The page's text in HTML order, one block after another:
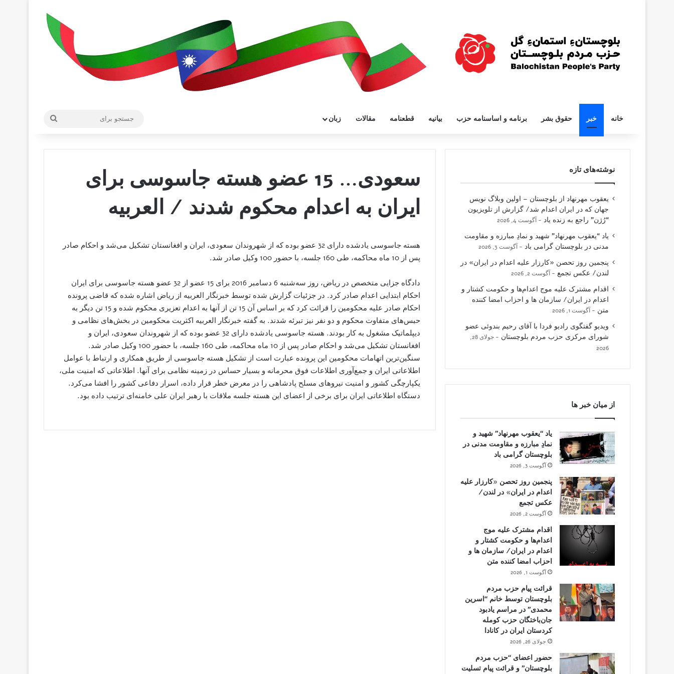
خانه خبر حقوق بشر برنامه و اساسنامه حزب بیانیه قطعنامه مقالات زبان
سعودی… 15 عضو هسته جاسوسی برای
ایران به اعدام محکوم شدند / العربیه
هسته جاسوسی یادشده دارای 32 عضو بوده که از شهروندان سعودی، ایران و افغانستان تشکیل می‌شد و احکام صادر
پس از 10 ماه محاکمه، طی 160 جلسه، با حضور 100 وکیل صادر شد.
دادگاه جزایی متخصص در ریاض، روز سه‌شنبه 6 دسامبر 2016 برای 15 عضو از 32 عضو هسته جاسوسی برای ایران
احکام ابتدایی اعدام صادر کرد. در جزئیات گزارش شده توسط خبرنگار العربیه از ریاض اشاره شده که قاضی پرونده
احکام صادر علیه محکومین را قرائت کرد که بر اساس آن 15 تن از آنها به اعدام تعزیری محکوم شده و 15 تن دیگر به
حبس‌های متفاوت محکوم و دو نفر نیز تبرئه شدند. به گفته خبرنگار العربیه اکثریت محکومین در بخش‌های نظامی و
دیپلماتیک مشغول به کار بودند. هسته جاسوسی یادشده دارای 32 عضو بوده که از شهروندان سعودی، ایران و
افغانستان تشکیل می‌شد و احکام صادر پس از 10 ماه محاکمه، طی 160 جلسه، با حضور 100 وکیل صادر شد.
سنگین‌ترین اتهامات محکومین این پرونده عبارت است از تشکیل هسته جاسوسی از طریق همکاری و ارتباط با عوامل
اطلاعاتی ایران و جمع‌آوری اطلاعات فوق محرمانه و بسیار حساس در زمینه نظامی برای آنها. اطلاعاتی که امنیت ملی،
یکپارچگی کشور و امنیت نیروهای مسلح پادشاهی را در معرض خطر قرار داده، اسرار دفاعی کشور را افشا می‌کرد.
دستگاه اطلاعاتی ایران برای برخی از اعضای این هسته جلسه ملاقات با رهبر ایران علی خامنه‌ای ترتیب داده بود.
نوشته‌های تازه
یعقوب مهرنهاد از بلوچستان – اولین وبلاگ نویس
جهان که در ایران اعدام شد/ گزارش از تلویزیون
“رُژن” راجع به زنده یاد
آگوست 4, 2026
یاد “یعقوب مهرنهاد” شهید و نمادِ مبارزه و مقاومت
مدنی در بلوچستان گرامی باد
آگوست 3, 2026
پنجمین روز تحصن «کارزار علیه اعدام در ایران» در
لندن/ عکس تجمع
آگوست 2, 2026
اقدام مشترک علیه موج اعدام‌ها و حکومت کشتار و
اعدام در ایران/ سازمان ها و احزاب امضا کننده
متن
آگوست 1, 2026
ویدیو گفتگوی رادیو فردا با آقای رحیم بندوئی عضو
شورای مرکزی حزب مردم بلوچستان
جولای 28,
2026
از میان خبر ها
یاد “یعقوب مهرنهاد” شهید و
نمادِ مبارزه و مقاومت مدنی در
بلوچستان گرامی باد
آگوست 3, 2026
پنجمین روز تحصن «کارزار علیه
اعدام در ایران» در لندن/
عکس تجمع
آگوست 2, 2026
اقدام مشترک علیه موج
اعدام‌ها و حکومت کشتار و
اعدام در ایران/ سازمان ها و
احزاب امضا کننده متن
آگوست 1, 2026
قرائت پیام حزب مردم
بلوچستان توسط خانم “اسرین
محمدی” در مراسم یادبود
جان‌باختگان حزب کومله
کردستان ایران در کانادا
جولای 26, 2026
حضور اعضای “حزب مردم
بلوچستان” و قرائت پیام تسلیت